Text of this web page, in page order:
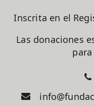
Inscrita en el
Las donaciones